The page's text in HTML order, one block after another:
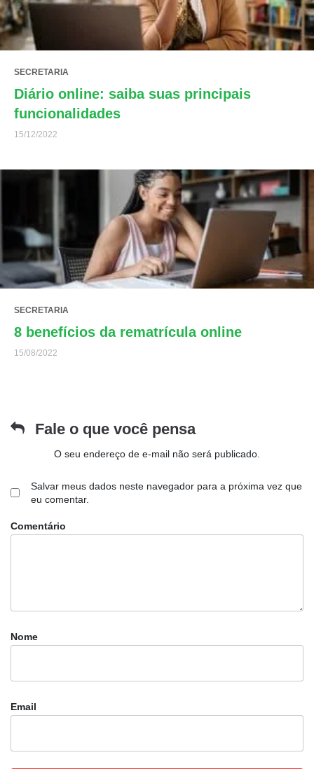
SECRETARIA
Diário online: saiba suas principais
funcionalidades
15/12/2022
SECRETARIA
8 benefícios da rematrícula online
15/08/2022
Fale o que você pensa
O seu endereço de e-mail não será publicado.
Nome
Email
Salvar meus dados neste navegador para a próxima vez que
eu comentar.
Comentário